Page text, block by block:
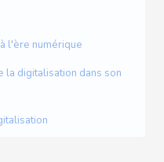
l'ère numérique
la digitalisation dans son